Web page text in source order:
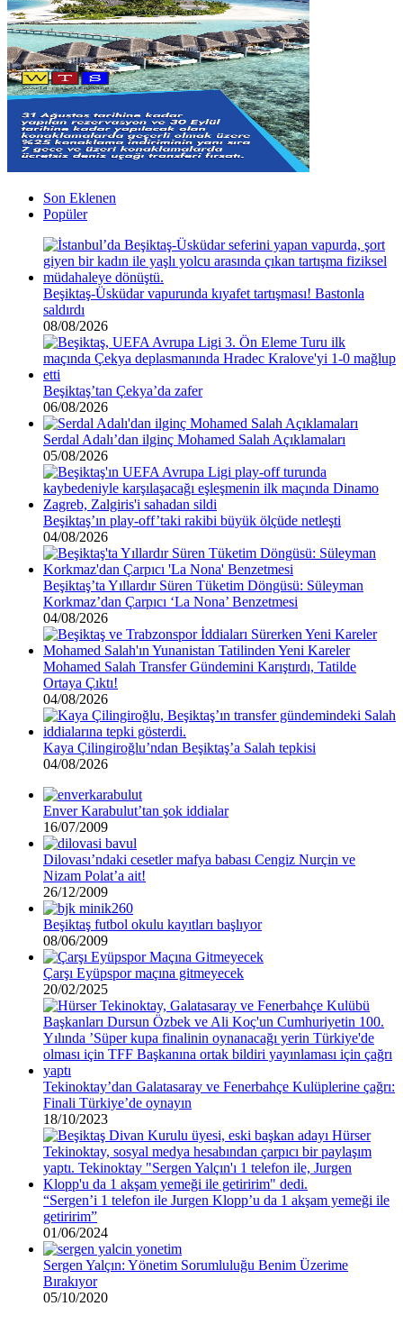
Son Eklenen
Popüler
Beşiktaş-Üsküdar vapurunda kıyafet tartışması! Bastonla
saldırdı
08/08/2026
Beşiktaş’tan Çekya’da zafer
06/08/2026
Serdal Adalı’dan ilginç Mohamed Salah Açıklamaları
05/08/2026
Beşiktaş’ın play-off’taki rakibi büyük ölçüde netleşti
04/08/2026
Beşiktaş’ta Yıllardır Süren Tüketim Döngüsü: Süleyman
Korkmaz’dan Çarpıcı ‘La Nona’ Benzetmesi
04/08/2026
Mohamed Salah Transfer Gündemini Karıştırdı, Tatilde
Ortaya Çıktı!
04/08/2026
Kaya Çilingiroğlu’ndan Beşiktaş’a Salah tepkisi
04/08/2026
Enver Karabulut’tan şok iddialar
16/07/2009
Dilovası’ndaki cesetler mafya babası Cengiz Nurçin ve
Nizam Polat’a ait!
26/12/2009
Beşiktaş futbol okulu kayıtları başlıyor
08/06/2009
Çarşı Eyüpspor maçına gitmeyecek
20/02/2025
Tekinoktay’dan Galatasaray ve Fenerbahçe Kulüplerine çağrı:
Finali Türkiye’de oynayın
18/10/2023
“Sergen’i 1 telefon ile Jurgen Klopp’u da 1 akşam yemeği ile
getiririm”
01/06/2024
Sergen Yalçın: Yönetim Sorumluluğu Benim Üzerime
Bırakıyor
05/10/2020